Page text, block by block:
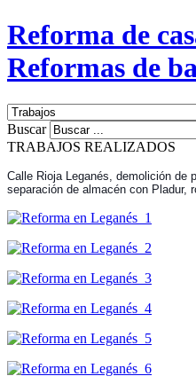
Reforma de
Reformas de
Buscar
TRABAJOS REALIZADOS
Calle Rioja Leganés, demolición de
separación de almacén con Pladur,